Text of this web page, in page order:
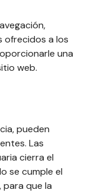
ofrecidos a los
una
web.
pueden
Las
cierra el
se cumple el
que la